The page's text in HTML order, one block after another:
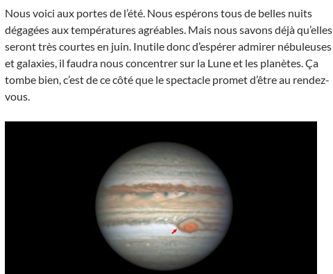
Nous voici aux portes de l’été. Nous espérons tous de belles nuits
dégagées aux températures agréables. Mais nous savons déjà qu’elles
seront très courtes en juin. Inutile donc d’espérer admirer nébuleuses
et galaxies, il faudra nous concentrer sur la Lune et les planètes. Ça
tombe bien, c’est de ce côté que le spectacle promet d’être au rendez-
vous.